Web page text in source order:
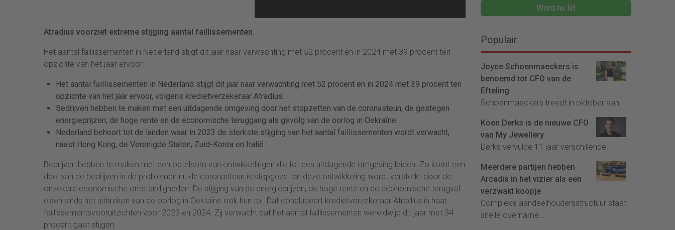
Atradius voorziet extreme stijging aantal faillissementen.
Het aantal faillissementen in Nederland stijgt dit jaar naar verwachting met 52 procent en in 2024 met 39 procent ten
opzichte van het jaar ervoor.
Het aantal faillissementen in Nederland stijgt dit jaar naar verwachting met 52 procent en in 2024 met 39 procent ten
opzichte van het jaar ervoor, volgens kredietverzekeraar Atradius.
Bedrijven hebben te maken met een uitdagende omgeving door het stopzetten van de coronasteun, de gestegen
energieprijzen, de hoge rente en de economische teruggang als gevolg van de oorlog in Oekraïne.
Nederland behoort tot de landen waar in 2023 de sterkste stijging van het aantal faillissementen wordt verwacht,
naast Hong Kong, de Verenigde Staten, Zuid-Korea en Italië.
Bedrijven hebben te maken met een optelsom van ontwikkelingen die tot een uitdagende omgeving leiden. Zo komt een
deel van de bedrijven in de problemen nu de coronasteun is stopgezet en deze ontwikkeling wordt versterkt door de
onzekere economische omstandigheden. De stijging van de energieprijzen, de hoge rente en de economische terugval
eisen sinds het uitbreken van de oorlog in Oekraïne ook hun tol. Dat concludeert kredietverzekeraar Atradius in haar
faillissementsvooruitzichten voor 2023 en 2024. Zij verwacht dat het aantal faillissementen wereldwijd dit jaar met 34
procent gaat stijgen.
Word nu lid
Populair
Joyce Schoenmaeckers is
benoemd tot CFO van de
Efteling
Schoenmaeckers treedt in oktober aan....
Koen Derks is de nieuwe CFO
van My Jewellery
Derks vervulde 11 jaar verschillende...
Meerdere partijen hebben
Arcadis in het vizier als een
verzwakt koopje
Complexe aandeelhoudersstructuur staat
snelle overname...